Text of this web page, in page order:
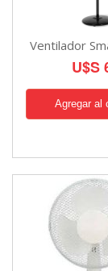
Ventilador
U$S